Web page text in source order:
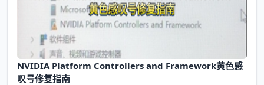
NVIDIA Platform Controllers and Framework黄色感
叹号修复指南